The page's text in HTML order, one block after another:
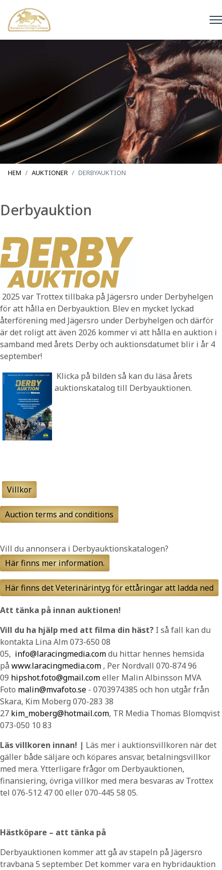
HEM AUKTIONER DERBYAUKTION
Derbyauktion
2025 var Trottex tillbaka på Jägersro under Derbyhelgen
för att hålla en Derbyauktion. Blev en mycket lyckad
återförening med Jägersro under Derbyhelgen och därför
är det roligt att även 2026 kommer vi att hålla en auktion i
samband med årets Derby och auktionsdatumet blir i år 4
september!
Klicka på bilden så kan du läsa årets
auktionskatalog till Derbyauktionen.
Villkor
Auction terms and conditions
Vill du annonsera i Derbyauktionskatalogen?
Här finns mer information.
Här finns det Veterinärintyg för ettåringar att ladda ned
Att tänka på innan auktionen!
Vill du ha hjälp med att filma din häst? I så fall kan du
kontakta Lina Alm 073-650 08
05, info@laracingmedia.comdu hittar hennes hemsida
på www.laracingmedia.com , Per Nordvall 070-874 96
09 hipshot.foto@gmail.comeller Malin Albinsson MVA
Foto malin@mvafoto.se - 0703974385 och hon utgår från
Skara, Kim Moberg 070-283 38
27 kim_moberg@hotmail.com, TR Media Thomas Blomqvist
073-050 10 83
Läs villkoren innan! | Läs mer i auktionsvillkoren när det
gäller både säljare och köpares ansvar, betalningsvillkor
med mera. Ytterligare frågor om Derbyauktionen,
finansiering, övriga villkor med mera besvaras av Trottex
tel 076-512 47 00 eller 070-445 58 05.
Hästköpare – att tänka på
Derbyauktionen kommer att gå av stapeln på Jägersro
travbana 5 september. Det kommer vara en hybridauktion